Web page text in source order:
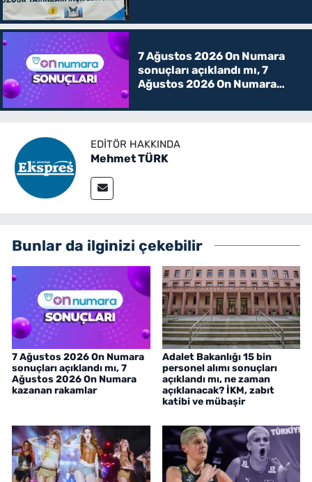
7 Ağustos 2026 On Numara
sonuçları açıklandı mı, 7
Ağustos 2026 On Numara
EDITÖR HAKKINDA
Mehmet TÜRK
Bunlar da ilginizi çekebilir
7 Ağustos 2026 On Numara
sonuçları açıklandı mı, 7
Ağustos 2026 On Numara
kazanan rakamlar
Adalet Bakanlığı 15 bin
personel alımı sonuçları
açıklandı mı, ne zaman
açıklanacak? İKM, zabıt
katibi ve mübaşir